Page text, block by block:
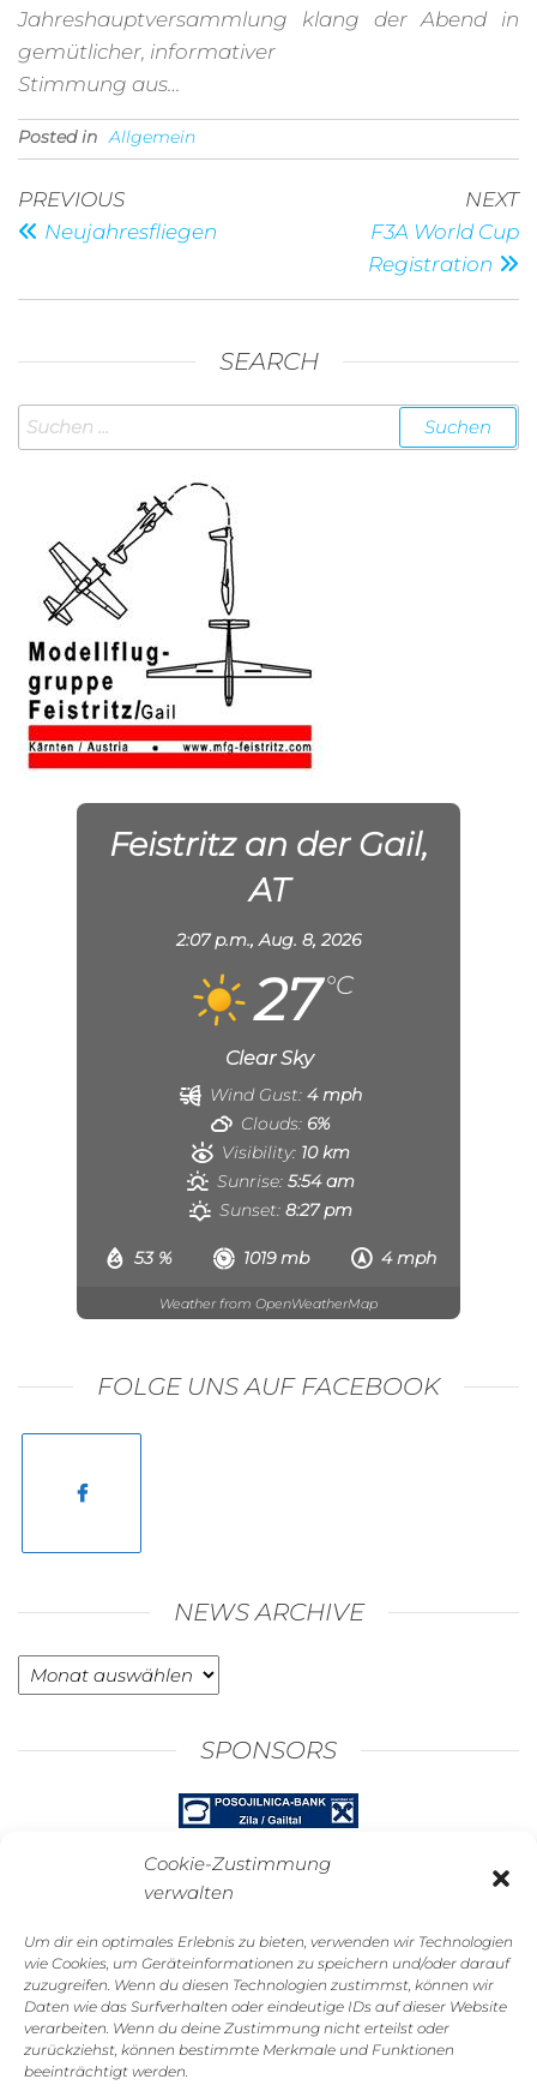
Cookie-Zustimmung
verwalten
Um dir ein optimales Erlebnis zu bieten, verwenden wir Technologien
wie Cookies, um Geräteinformationen zu speichern und/oder darauf
zuzugreifen. Wenn du diesen Technologien zustimmst, können wir
Daten wie das Surfverhalten oder eindeutige IDs auf dieser Website
verarbeiten. Wenn du deine Zustimmung nicht erteilst oder
zurückziehst, können bestimmte Merkmale und Funktionen
beeinträchtigt werden.
Jahreshauptversammlung klang der Abend in
gemütlicher, informativer
Stimmung aus…
Posted in Allgemein
Beitragsnavigation
Previous
Post
PREVIOUS
Neujahresfliegen
NEXT
F3A World Cup
Registration
SEARCH
Suchen
nach:
Feistritz an der Gail,
AT
2:07 p.m.,Aug. 8, 2026
27°C
Clear Sky
53 % 1019 mb 4 mph
Wind Gust: 4 mph
Clouds: 6%
Visibility: 10 km
Sunrise: 5:54 am
Sunset: 8:27 pm
Weather from OpenWeatherMap
FOLGE UNS AUF FACEBOOK
NEWS ARCHIVE
News
Archive
SPONSORS
GALERIE